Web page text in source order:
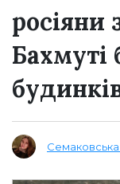
росіяни
Бахмуті
Семаковська